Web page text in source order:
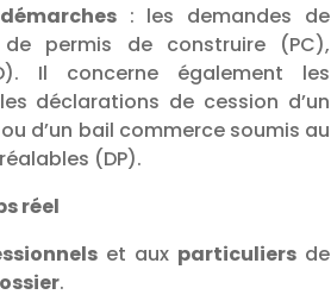
: les demandes de
permis de construire (PC),
Il concerne également les
déclarations de cession d’un
d’un bail commerce soumis au
(DP).
réel
et aux particuliers de
.